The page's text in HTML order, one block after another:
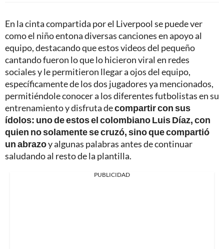
En la cinta compartida por el Liverpool se puede ver
como el niño entona diversas canciones en apoyo al
equipo, destacando que estos videos del pequeño
cantando fueron lo que lo hicieron viral en redes
sociales y le permitieron llegar a ojos del equipo,
específicamente de los dos jugadores ya mencionados,
permitiéndole conocer a los diferentes futbolistas en su
entrenamiento y disfruta decompartir con sus
ídolos: uno de estos el colombiano Luis Díaz, con
quien no solamente se cruzó, sino que compartió
un abrazoy algunas palabras antes de continuar
saludando al resto de la plantilla.
PUBLICIDAD